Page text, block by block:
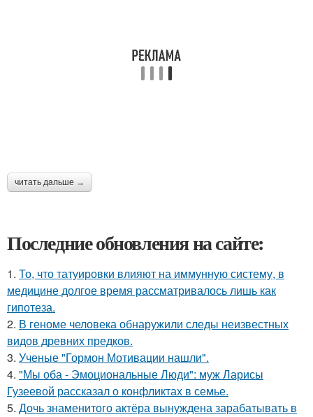
читать дальше →
Последние обновления на сайте:
1. То, что татуировки влияют на иммунную систему, в
медицине долгое время рассматривалось лишь как
гипотеза.
2. В геноме человека обнаружили следы неизвестных
видов древних предков.
3. Ученые "Гормон Мотивации нашли".
4. "Мы оба - Эмоциональные Люди": муж Ларисы
Гузеевой рассказал о конфликтах в семье.
5. Дочь знаменитого актёра вынуждена зарабатывать в